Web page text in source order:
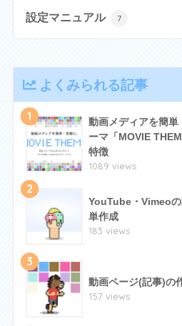
設定マニュアル 7
よくみられる記事
1
動画メディアを簡
ーマ「MOVIE
特徴
1089 views
2
YouTube・Vimeo
単作成
183 views
3
動画ページ(記事)の
157 views